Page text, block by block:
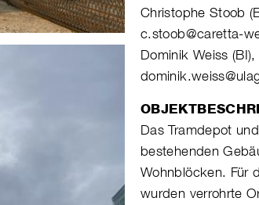
Christophe Stoob
c.stoob@caretta-
Dominik Weiss
Das Tramdepot
bestehenden
Wohnblöcken. Für
wurden verrohrte